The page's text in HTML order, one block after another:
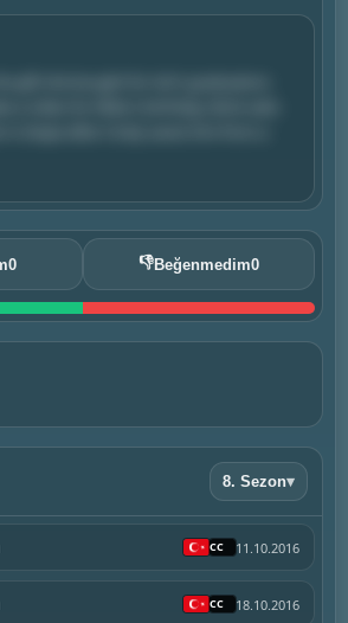
0 👎Beğenmedim0
8. Sezon▾
11.10.2016
18.10.2016